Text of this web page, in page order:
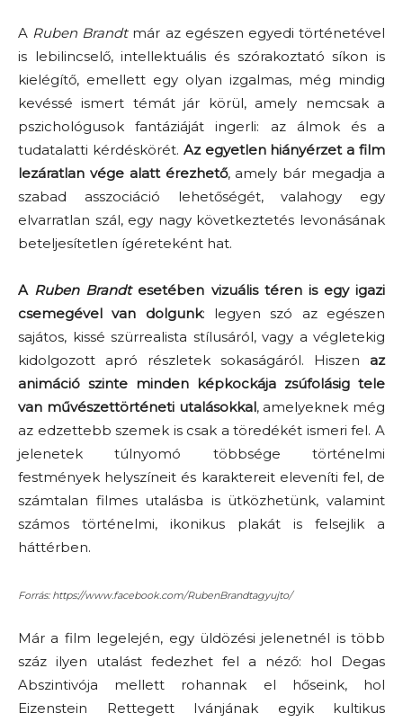
A Ruben Brandtmár az egészen egyedi történetével
is lebilincselő, intellektuális és szórakoztató síkon is
kielégítő, emellett egy olyan izgalmas, még mindig
kevéssé ismert témát jár körül, amely nemcsak a
pszichológusok fantáziáját ingerli: az álmok és a
tudatalatti kérdéskörét. Az egyetlen hiányérzet a film
lezáratlan vége alatt érezhető, amely bár megadja a
szabad asszociáció lehetőségét, valahogy egy
elvarratlan szál, egy nagy következtetés levonásának
beteljesítetlen ígéreteként hat.
A Ruben Brandtesetében vizuális téren is egy igazi
csemegével van dolgunk: legyen szó az egészen
sajátos, kissé szürrealista stílusáról, vagy a végletekig
kidolgozott apró részletek sokaságáról. Hiszen az
animáció szinte minden képkockája zsúfolásig tele
van művészettörténeti utalásokkal, amelyeknek még
az edzettebb szemek is csak a töredékét ismeri fel. A
jelenetek túlnyomó többsége történelmi
festmények helyszíneit és karaktereit eleveníti fel, de
számtalan filmes utalásba is ütközhetünk, valamint
számos történelmi, ikonikus plakát is felsejlik a
háttérben.
Forrás: https://www.facebook.com/RubenBrandtagyujto/
Már a film legelején, egy üldözési jelenetnél is több
száz ilyen utalást fedezhet fel a néző: hol Degas
Abszintivója mellett rohannak el hőseink, hol
Eizenstein Rettegett Ivánjának egyik kultikus